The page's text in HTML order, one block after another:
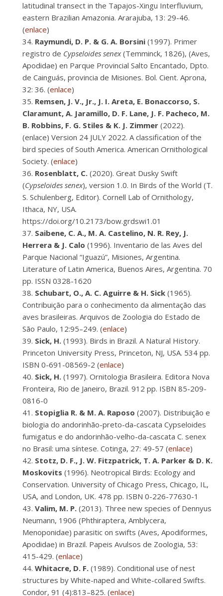
latitudinal transect in the Tapajos-Xingu Interfluvium,
eastern Brazilian Amazonia. Ararajuba, 13: 29-46.
(enlace)
Raymundi, D. P. & G. A. Borsini (1997). Primer
registro de Cypseloides senex(Temminck, 1826), (Aves,
Apodidae) en Parque Provincial Salto Encantado, Dpto.
de Cainguás, provincia de Misiones. Bol. Cient. Aprona,
32: 36. (enlace)
Remsen, J. V., Jr., J. I. Areta, E. Bonaccorso, S.
Claramunt, A. Jaramillo, D. F. Lane, J. F. Pacheco, M.
B. Robbins, F. G. Stiles & K. J. Zimmer (2022).
(enlace) Version 24 JULY 2022. A classification of the
bird species of South America. American Ornithological
Society. (enlace)
Rosenblatt, C. (2020). Great Dusky Swift
(Cypseloides senex), version 1.0. In Birds of the World (T.
S. Schulenberg, Editor). Cornell Lab of Ornithology,
Ithaca, NY, USA.
https://doi.org/10.2173/bow.grdswi1.01
Saibene, C. A., M. A. Castelino, N. R. Rey, J.
Herrera & J. Calo (1996). Inventario de las Aves del
Parque Nacional “Iguazú”, Misiones, Argentina.
Literature of Latin America, Buenos Aires, Argentina. 70
pp. ISSN 0328-1620
Schubart, O., A. C. Aguirre & H. Sick (1965).
Contribuição para o conhecimento da alimentação das
aves brasileiras. Arquivos de Zoologia do Estado de
São Paulo, 12:95–249. (enlace)
Sick, H. (1993). Birds in Brazil. A Natural History.
Princeton University Press, Princeton, NJ, USA. 534 pp.
ISBN 0-691-08569-2 (enlace)
Sick, H. (1997). Ornitologia Brasileira. Editora Nova
Fronteira, Rio de Janeiro, Brazil. 912 pp. ISBN 85-209-
0816-0
Stopiglia R. & M. A. Raposo (2007). Distribuição e
biologia do andorinhão-preto-da-cascata Cypseloides
fumigatus e do andorinhão-velho-da-cascata C. senex
no Brasil: uma síntese. Cotinga, 27: 49-57 (enlace)
Stotz, D. F., J. W. Fitzpatrick, T. A. Parker & D. K.
Moskovits (1996). Neotropical Birds: Ecology and
Conservation. University of Chicago Press, Chicago, IL,
USA, and London, UK. 478 pp. ISBN 0-226-77630-1
Valim, M. P. (2013). Three new species of Dennyus
Neumann, 1906 (Phthiraptera, Amblycera,
Menoponidae) parasitic on swifts (Aves, Apodiformes,
Apodidae) in Brazil. Papeis Avulsos de Zoologia, 53:
415-429. (enlace)
Whitacre, D. F. (1989). Conditional use of nest
structures by White-naped and White-collared Swifts.
Condor, 91 (4):813–825. (enlace)